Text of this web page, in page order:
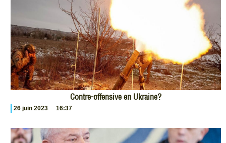
Contre-offensive en Ukraine?
26 juin 2023 16:37